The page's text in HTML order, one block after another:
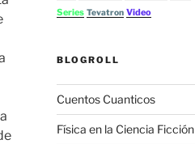
Series Tevatron Video
BLOGROLL
Cuentos Cuanticos
Física en la Ciencia Ficción